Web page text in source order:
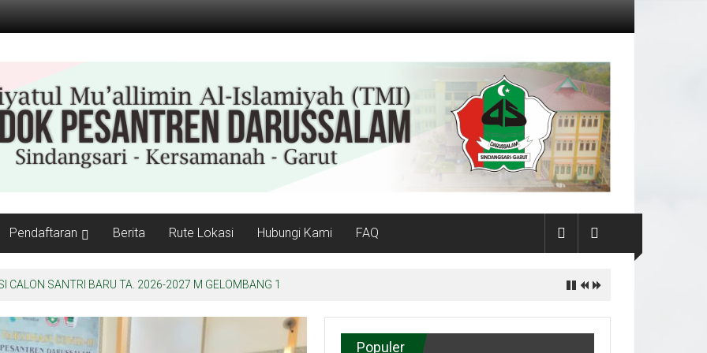
Pendaftaran Berita Rute Lokasi Hubungi Kami FAQ
CALON SANTRI BARU TA. 2026-2027 M GELOMBANG 1
Populer